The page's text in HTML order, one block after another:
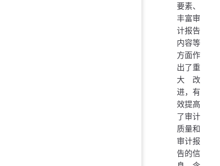
要素、
丰富审
计报告
内容等
方面作
出了重
大改
进，有
效提高
了审计
质量和
审计报
告的信